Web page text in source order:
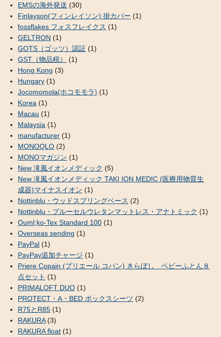
EMSの海外発送 (30)
Finlayson(フィンレイソン) 掛カバー (1)
fossflakes フォスフレイクス (1)
GELTRON (1)
GOTS（ゴッツ）認証 (1)
GST（物品税）
(1)
Hong Kong (3)
Hungary (1)
Jocomomola(ホコモモラ) (1)
Korea (1)
Macau (1)
Malaysia (1)
manufacturer (1)
MONOQLO (2)
MONOマガジン (1)
New 滝風イオンメディック (5)
New 滝風イオンメディック TAKI ION MEDIC (医療用物質生
成器)マイナスイオン (1)
Nottinblu・ウッドスプリングベース (2)
Nottinblu・ブルーセルウレタンマットレス・アナトミック (1)
Ouml;ko-Tex Standard 100 (1)
Overseas sending (1)
PayPal (1)
PayPay追加チャージ (1)
Priere Copain (プリエール コパン) きらぼし ベビーふとん８
点セット (1)
PRIMALOFT DUO (1)
PROTECT・A・BED ボックスシーツ (2)
R75とR85 (1)
RAKURA(3)
RAKURA float (1)